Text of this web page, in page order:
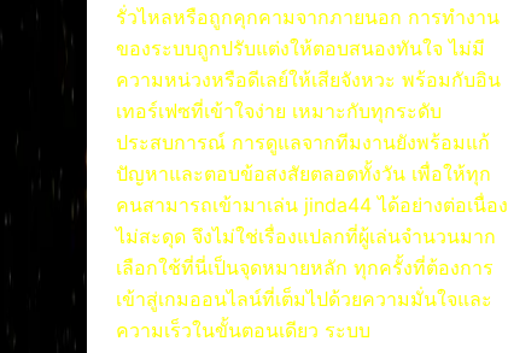
รั่วไหลหรือถูกคุกคามจากภายนอก การทำงาน
ของระบบถูกปรับแต่งให้ตอบสนองทันใจ ไม่มี
ความหน่วงหรือดีเลย์ให้เสียจังหวะ พร้อมกับอิน
เทอร์เฟซที่เข้าใจง่าย เหมาะกับทุกระดับ
ประสบการณ์ การดูแลจากทีมงานยังพร้อมแก้
ปัญหาและตอบข้อสงสัยตลอดทั้งวัน เพื่อให้ทุก
คนสามารถเข้ามาเล่น jinda44 ได้อย่างต่อเนื่อง
ไม่สะดุด จึงไม่ใช่เรื่องแปลกที่ผู้เล่นจำนวนมาก
เลือกใช้ที่นี่เป็นจุดหมายหลัก ทุกครั้งที่ต้องการ
เข้าสู่เกมออนไลน์ที่เต็มไปด้วยความมั่นใจและ
ความเร็วในขั้นตอนเดียว ระบบ